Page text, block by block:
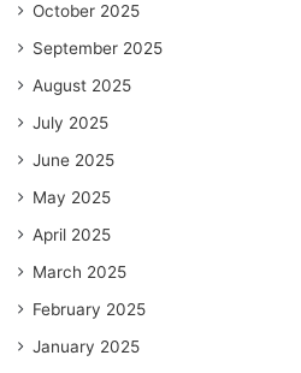
October 2025
September 2025
August 2025
July 2025
June 2025
May 2025
April 2025
March 2025
February 2025
January 2025